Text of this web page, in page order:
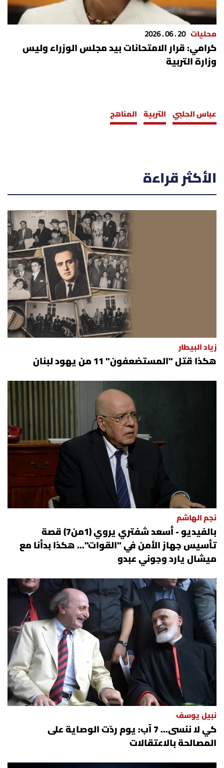
محليات 20 . 06 . 2026
كرامي: قرار الامتحانات بيد مجلس الوزراء وليس
وزارة التربية
عباس الحلبي التربية المناهج
الأكثر قراءة
زياد البيطار
هكذا قتل "المستضعفون" 11 من يهود لبنان
نجم الهاشم
بالفيديو - أسعد شفتري يروي (1من7) قصة
تأسيس جهاز الأمن في "القوات"... هكذا بدأنا مع
ميشال يارد وجوني عبدو
نبيل يوسف
كي لا ننسى... 7 آب: يوم ردّت الوصاية على
المصالحة بالاعتقالات